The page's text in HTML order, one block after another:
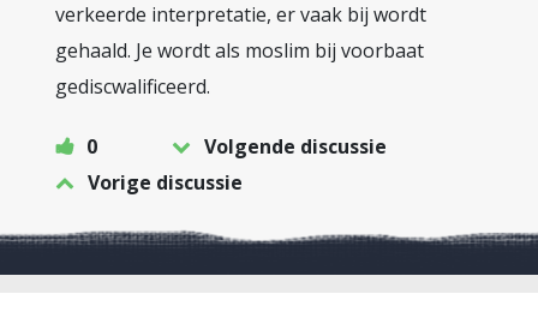
verkeerde interpretatie, er vaak bij wordt
gehaald. Je wordt als moslim bij voorbaat
gediscwalificeerd.
0
Volgende discussie
Vorige discussie